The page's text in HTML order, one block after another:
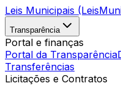
Leis Municipais
Transparência
Portal e finanças
Portal da Transparência
Transferências
Licitações e Contratos